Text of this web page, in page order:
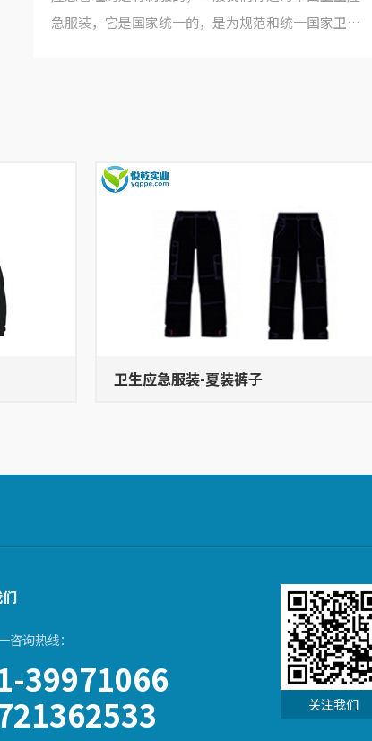
急服装，它是国家统一的，是为规范和统一国家卫生
卫生应急服装-夏装裤子
咨询热线：
39971066
关注我们